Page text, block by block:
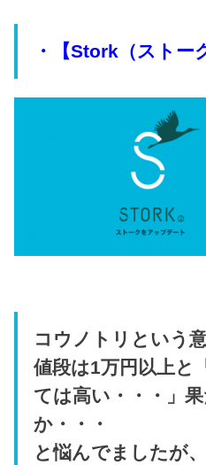
・【Stork（ストー
コウノトリという
値段は1万円以上と
ては高い・・・」
か・・・
と悩んでましたが